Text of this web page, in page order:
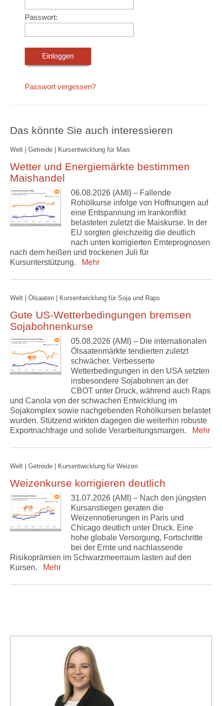
Passwort:
Passwort vergessen?
Das könnte Sie auch interessieren
Welt | Getreide | Kursentwicklung für Mais
Wetter und Energiemärkte bestimmen
Maishandel
06.08.2026 (AMI) – Fallende
Rohölkurse infolge von Hoffnungen auf
eine Entspannung im Irankonflikt
belasteten zuletzt die Maiskurse. In der
EU sorgten gleichzeitig die deutlich
nach unten korrigierten Ernteprognosen
nach dem heißen und trockenen Juli für
Kursunterstützung.
Mehr
Welt | Ölsaaten | Kursentwicklung für Soja und Raps
Gute US-Wetterbedingungen bremsen
Sojabohnenkurse
05.08.2026 (AMI) – Die internationalen
Ölsaatenmärkte tendierten zuletzt
schwächer. Verbesserte
Wetterbedingungen in den USA setzten
insbesondere Sojabohnen an der
CBOT unter Druck, während auch Raps
und Canola von der schwachen Entwicklung im
Sojakomplex sowie nachgebenden Rohölkursen belastet
wurden. Stützend wirkten dagegen die weiterhin robuste
Exportnachfrage und solide Verarbeitungsmargen.
Mehr
Welt | Getreide | Kursentwicklung für Weizen
Weizenkurse korrigieren deutlich
31.07.2026 (AMI) – Nach den jüngsten
Kursanstiegen geraten die
Weizennotierungen in Paris und
Chicago deutlich unter Druck. Eine
hohe globale Versorgung, Fortschritte
bei der Ernte und nachlassende
Risikoprämien im Schwarzmeerraum lasten auf den
Kursen.
Mehr